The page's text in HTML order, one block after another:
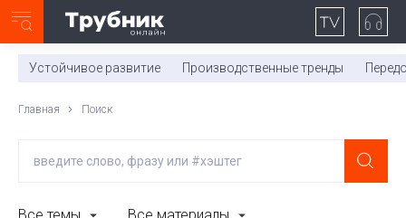
0:00/ 11:03
Устойчивое развитие Производственные тренды
Главная Поиск